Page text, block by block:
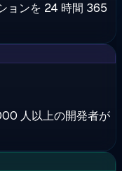
ョンを 24 時間 365
人以上の開発者が